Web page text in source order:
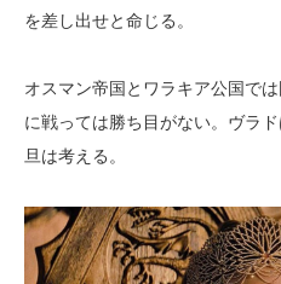
を差し出せと命じる。
オスマン帝国とワラキア公国で
に戦っては勝ち目がない。ヴラ
旦は考える。